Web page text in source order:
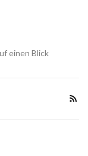
einen Blick